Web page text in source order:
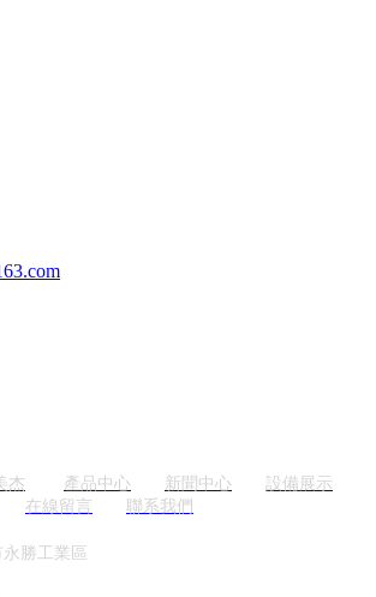
杰 產品中心 新聞中心
設備展示
在線留言
聯系我們
勝工業區